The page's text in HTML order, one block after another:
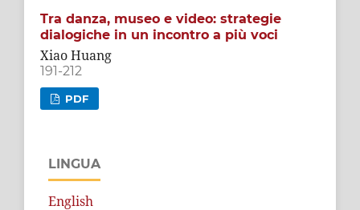
Tra danza, museo e video: strategie
dialogiche in un incontro a più voci
Xiao Huang
191-212
PDF
LINGUA
English